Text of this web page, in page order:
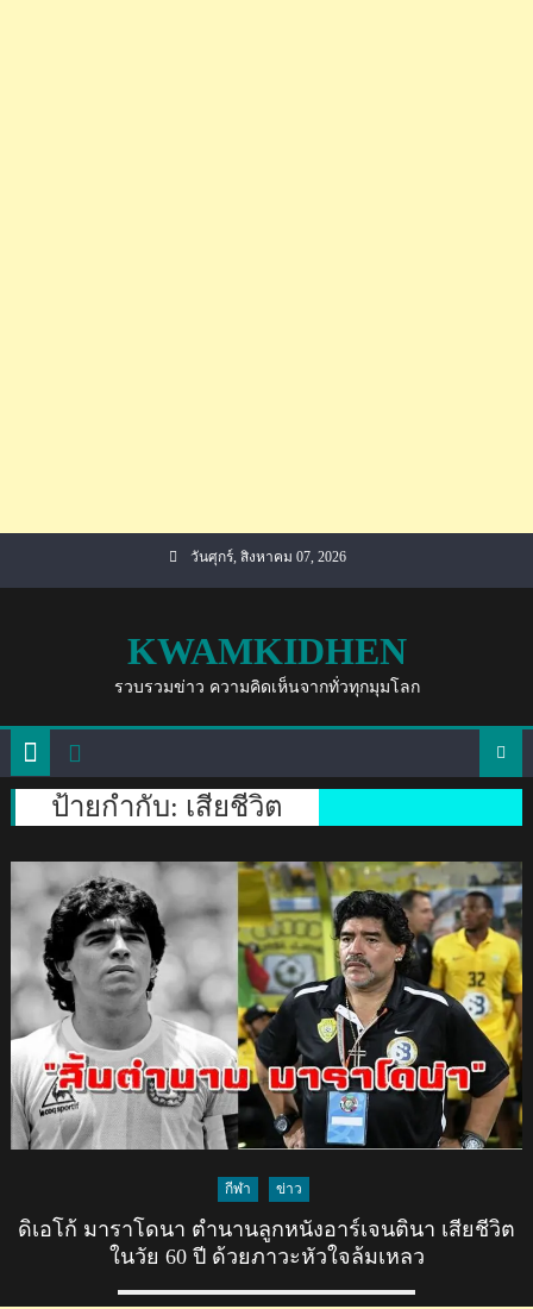
วันศุกร์, สิงหาคม 07, 2026
KWAMKIDHEN
รวบรวมข่าว ความคิดเห็นจากทั่วทุกมุมโลก
ป้ายกำกับ: เสียชีวิต
กีฬา ข่าว
ดิเอโก้ มาราโดนา ตำนานลูกหนังอาร์เจนตินา เสียชีวิต
ในวัย 60 ปี ด้วยภาวะหัวใจล้มเหลว